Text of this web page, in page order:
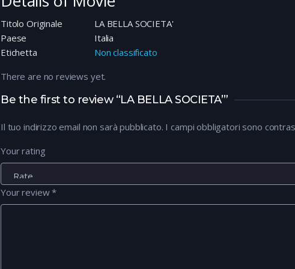
Titolo Originale
LA BELLA SOCIETA'
Paese
Italia
Etichetta
Non classificato
Be the first to review “LA BELLA SOCIETA’”
Il tuo indirizzo email non sarà pubblicato. I campi obbligatori sono
Your rating
Your review*
There are no reviews yet.